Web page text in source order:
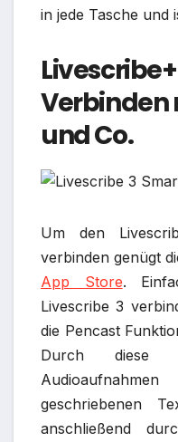
in jede Tasche und
Verbinden
und Co.
Um den
verbinden genügt
App Store.
Livescribe 3
die Pencast
Durch diese
geschriebenen
anschließend